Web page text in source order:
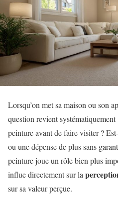
Lorsqu’on met sa maison ou son
question revient
peinture avant de faire visiter ?
ou une dépense de plus sans
peinture joue un rôle bien plus
influe directement sur la
sur sa valeur perçue.